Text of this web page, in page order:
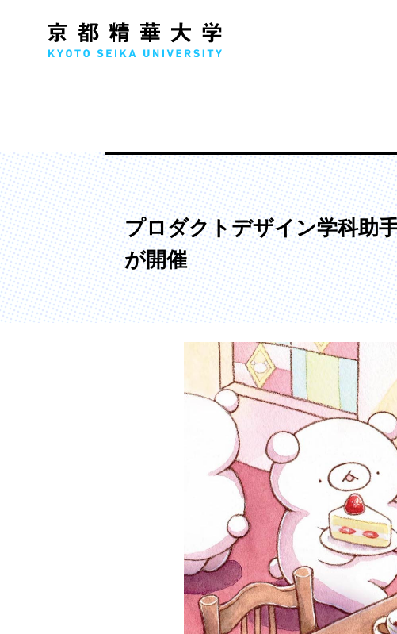
人文学部
歴史コース
文学コース
社会コース
国際文化コース
国際日本学コース
メディ
メディア
グラフィックデザインコース
デジタルクリエイションコース
プロダクトデザイン学科
マンガ学
ストーリ
新世代マ
キャラク
アニメー
プロダクトデザイン学科助
が開催